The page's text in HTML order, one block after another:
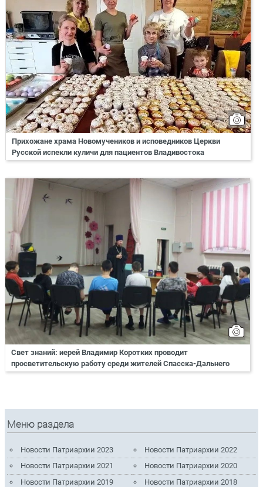
Прихожане храма Новомучеников и исповедников Церкви
Русской испекли куличи для пациентов Владивостока
Свет знаний: иерей Владимир Коротких проводит
просветительскую работу среди жителей Спасска-Дальнего
Меню раздела
Новости Патриархии 2023
Новости Патриархии 2022
Новости Патриархии 2021
Новости Патриархии 2020
Новости Патриархии 2019
Новости Патриархии 2018